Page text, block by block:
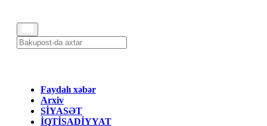
Faydalı xəbər
Arxiv
SİYASƏT
İQTİSADİYYAT